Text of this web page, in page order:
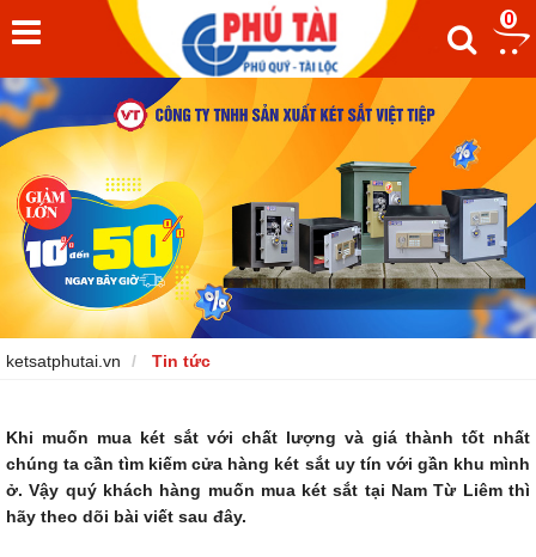
0
ketsatphutai.vn Tin tức
Khi muốn mua két sắt với chất lượng và giá thành tốt nhất
chúng ta cần tìm kiếm cửa hàng két sắt uy tín với gần khu mình
ở. Vậy quý khách hàng muốn mua két sắt tại Nam Từ Liêm thì
hãy theo dõi bài viết sau đây.